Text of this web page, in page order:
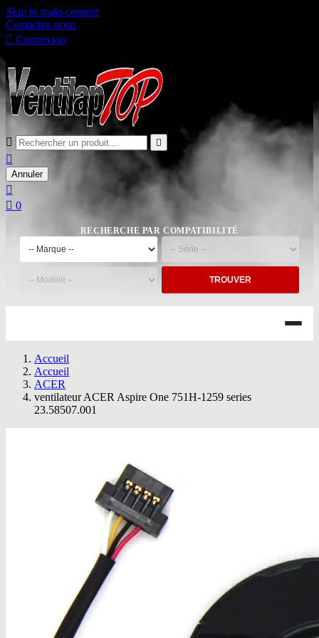
Skip to main content
Contactez-nous
 Connexion
 

Annuler

 0
RECHERCHE PAR COMPATIBILITÉ
TROUVER
Accueil
Accueil
ACER
ventilateur ACER Aspire One 751H-1259 series
23.58507.001